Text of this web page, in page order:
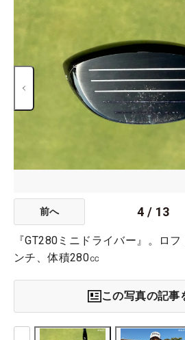
前へ 4 / 13
『GT280ミニドライバー』。ロ
ンチ、体積280㏄
この写真の記事